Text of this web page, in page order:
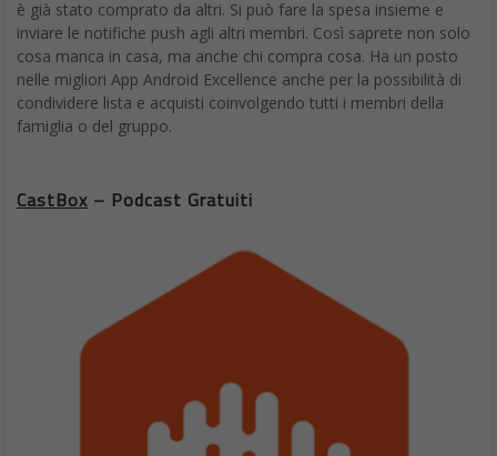
è già stato comprato da altri. Si può fare la spesa insieme e
inviare le notifiche push agli altri membri. Così saprete non solo
cosa manca in casa, ma anche chi compra cosa. Ha un posto
nelle migliori App Android Excellence anche per la possibilità di
condividere lista e acquisti coinvolgendo tutti i membri della
famiglia o del gruppo.
CastBox – Podcast Gratuiti